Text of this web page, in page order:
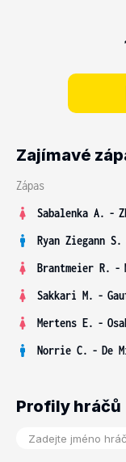
Zajímavé
Zápas
Sabalenka A. -
Ryan Ziegann S.
Brantmeier R. -
Sakkari M. -
Mertens E. -
Norrie C. - De
Profily hráčů